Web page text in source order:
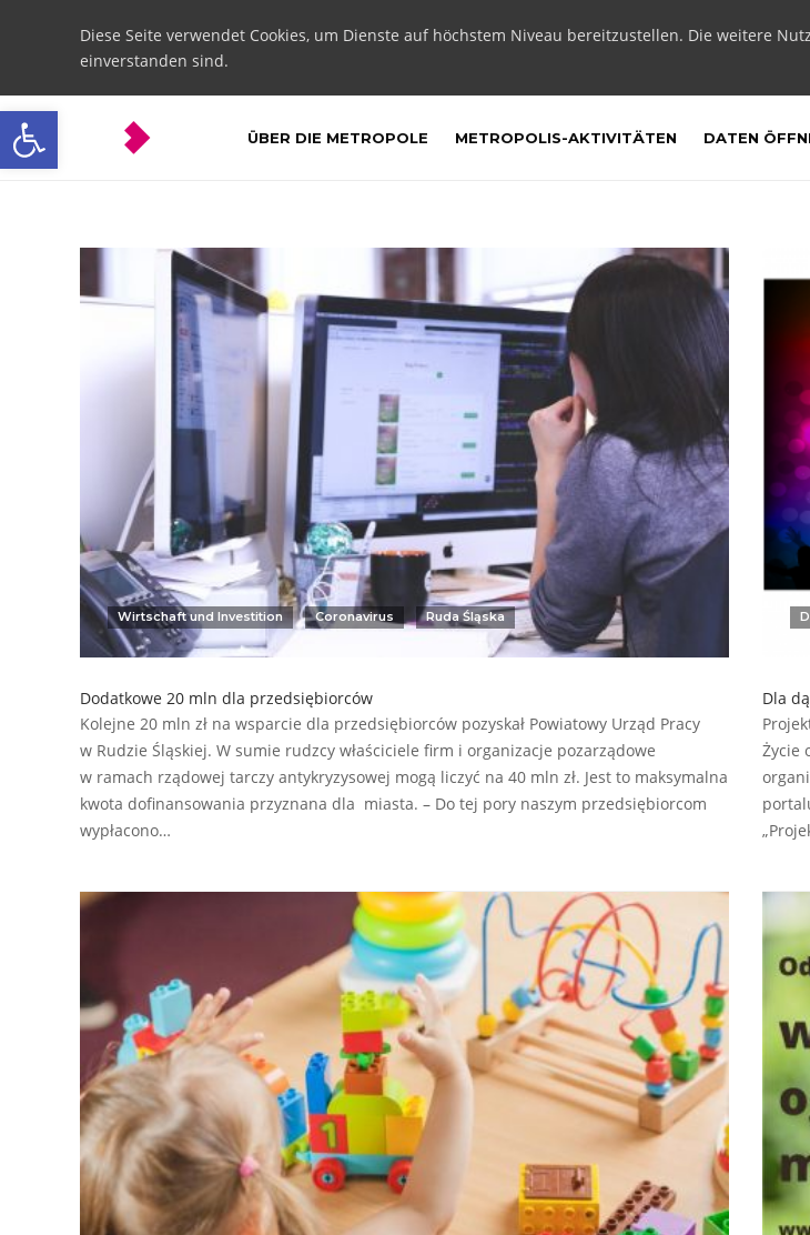
Open toolbar
Diese Seite verwendet Cookies, um Dienste auf höchstem Niveau bereitzustellen. Die weitere
einverstanden sind.
ÜBER DIE METROPOLE METROPOLIS-AKTIVITÄTEN DATEN
Wirtschaft und Investition Coronavirus Ruda Śląska
Dodatkowe 20 mln dla przedsiębiorców
Kolejne 20 mln zł na wsparcie dla przedsiębiorców pozyskał Powiatowy Urząd Pracy
w Rudzie Śląskiej. W sumie rudzcy właściciele firm i organizacje pozarządowe
w ramach rządowej tarczy antykryzysowej mogą liczyć na 40 mln zł. Jest to maksymalna
kwota dofinansowania przyznana dla miasta. – Do tej pory naszym przedsiębiorcom
wypłacono…
Dla
Życie